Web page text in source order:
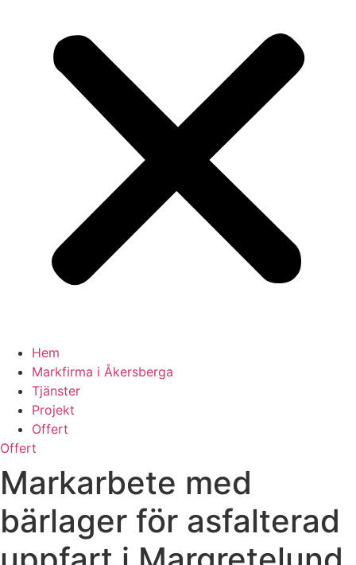
Hem
Markfirma i Åkersberga
Tjänster
Projekt
Offert
Offert
Markarbete med
bärlager för asfalterad